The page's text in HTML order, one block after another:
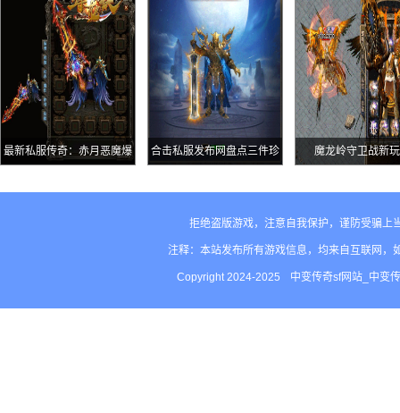
历史上最强的 图打怪爆装备
最新私服传奇：赤月恶魔爆 合击私服发布网盘点三件珍 魔龙岭守卫战新
拒绝盗版游戏，注意自我保护，谨防受骗上
注释：本站发布所有游戏信息，均来自互联网
Copyright 2024-2025 中变传奇sf网站_中变